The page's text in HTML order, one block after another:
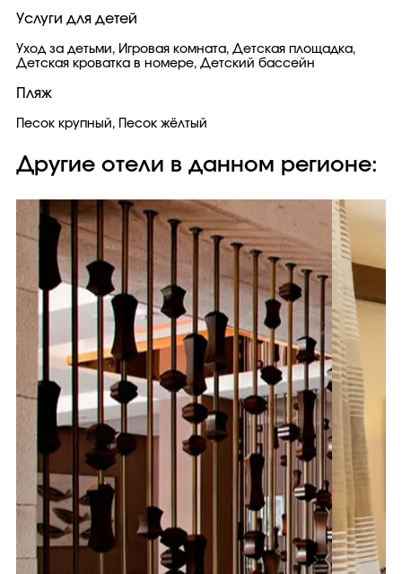
Услуги для детей
Уход за детьми, Игровая комната, Детская площадка,
Детская кроватка в номере, Детский бассейн
Пляж
Песок крупный, Песок жёлтый
Другие отели в данном регионе: